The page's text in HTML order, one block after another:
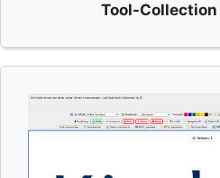
Tool-Collection